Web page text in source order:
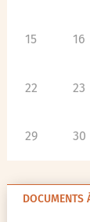
15 16
22 23
29 30
DOCUMENTS